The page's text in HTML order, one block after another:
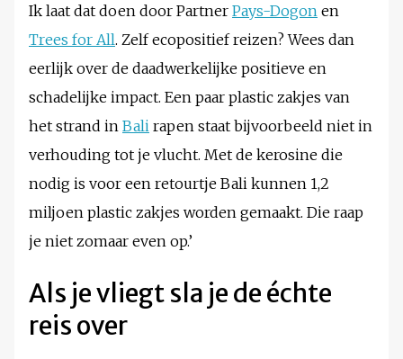
Ik laat dat doen door Partner Pays-Dogon en
Trees for All. Zelf ecopositief reizen? Wees dan
eerlijk over de daadwerkelijke positieve en
schadelijke impact. Een paar plastic zakjes van
het strand in Bali rapen staat bijvoorbeeld niet in
verhouding tot je vlucht. Met de kerosine die
nodig is voor een retourtje Bali kunnen 1,2
miljoen plastic zakjes worden gemaakt. Die raap
je niet zomaar even op.’
Als je vliegt sla je de échte
reis over